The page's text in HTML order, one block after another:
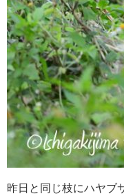
昨日と同じ枝にハヤブ